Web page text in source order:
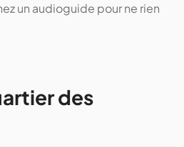
un audioguide pour ne rien
des